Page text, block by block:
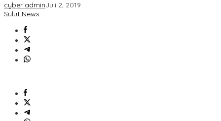
cyber adminJuli 2, 2019
Sulut News